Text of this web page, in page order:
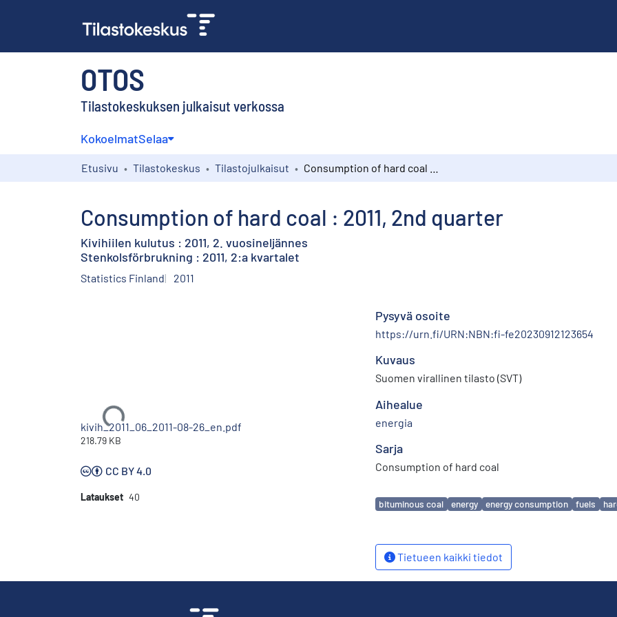
OTOS
Tilastokeskuksen julkaisut verkossa
KokoelmatSelaa
Etusivu Tilastokeskus Tilastojulkaisut
Consumption of hard coal : 2011, 2nd quarter
Kivihiilen kulutus : 2011, 2. vuosineljännes
Stenkolsförbrukning : 2011, 2:a kvartalet
Statistics Finland 2011
Ladataan...
kivih_2011_06_2011-08-26_en.pdf
218.79 KB
CC BY 4.0
Lataukset 40
Pysyvä osoite
https://urn.fi/URN:NBN:fi-fe20230912123654
Kuvaus
Suomen virallinen tilasto (SVT)
Aihealue
energia
Sarja
Consumption of hard coal
Avainsanat
bituminous coal energy energy consumption fuels
Tietueen kaikki tiedot